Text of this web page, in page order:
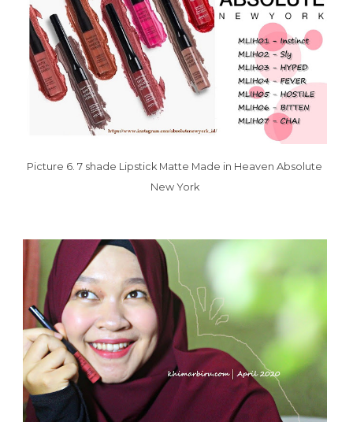
Picture 6. 7 shade Lipstick Matte Made in Heaven Absolute
New York